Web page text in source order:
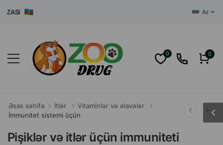
Az
0 0
Əsas səhifə İtlər
Vitaminlər və əlavələr
İmmunitet sistemi üçün
Pişiklər və itlər üçün immuniteti